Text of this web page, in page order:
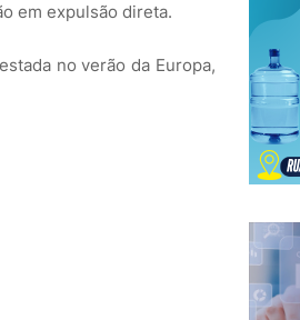
em expulsão direta.
no verão da Europa,